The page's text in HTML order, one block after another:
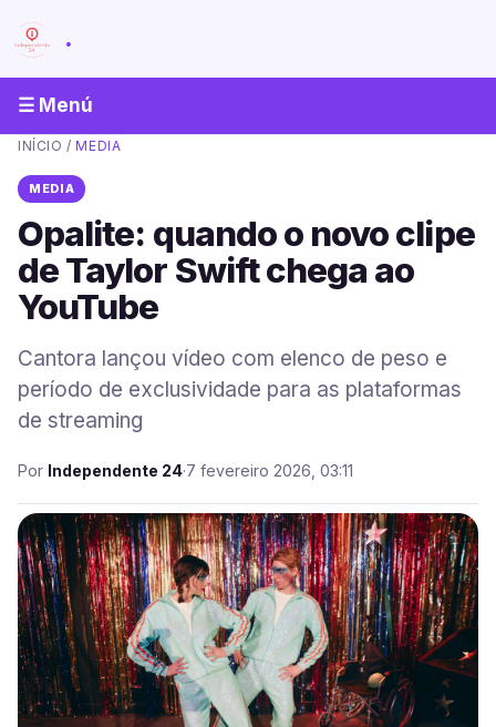
.
☰ Menú
INÍCIO /MEDIA
MEDIA
Opalite: quando o novo clipe
de Taylor Swift chega ao
YouTube
Cantora lançou vídeo com elenco de peso e
período de exclusividade para as plataformas
de streaming
Por Independente 24·7 fevereiro 2026, 03:11